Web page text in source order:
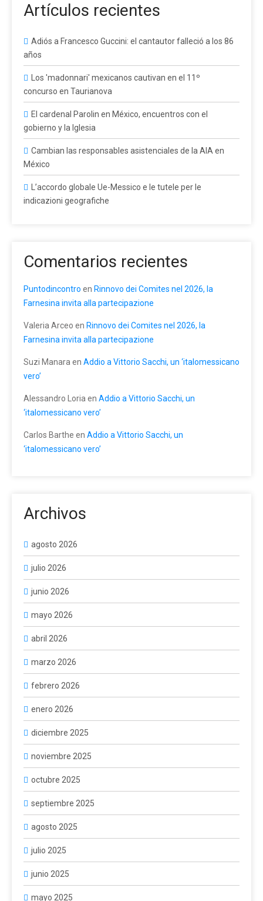
Artículos recientes
Adiós a Francesco Guccini: el cantautor falleció a los 86
años
Los 'madonnari' mexicanos cautivan en el 11º
concurso en Taurianova
El cardenal Parolin en México, encuentros con el
gobierno y la Iglesia
Cambian las responsables asistenciales de la AIA en
México
L’accordo globale Ue-Messico e le tutele per le
indicazioni geografiche
Comentarios recientes
Puntodincontro en Rinnovo dei Comites nel 2026, la
Farnesina invita alla partecipazione
Valeria Arceo en Rinnovo dei Comites nel 2026, la
Farnesina invita alla partecipazione
Suzi Manara en Addio a Vittorio Sacchi, un ‘italomessicano
vero’
Alessandro Loria en Addio a Vittorio Sacchi, un
‘italomessicano vero’
Carlos Barthe en Addio a Vittorio Sacchi, un
‘italomessicano vero’
Archivos
agosto 2026
julio 2026
junio 2026
mayo 2026
abril 2026
marzo 2026
febrero 2026
enero 2026
diciembre 2025
noviembre 2025
octubre 2025
septiembre 2025
agosto 2025
julio 2025
junio 2025
mayo 2025